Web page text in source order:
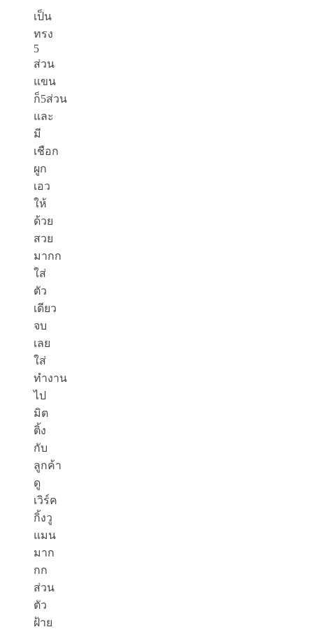
เป็น
ทรง
5
ส่วน
แขน
ก็5ส่วน
และ
มี
เชือก
ผูก
เอว
ให้
ด้วย
สวย
มากก
ใส่
ตัว
เดียว
จบ
เลย
ใส่
ทำงาน
ไป
มิต
ติ้ง
กับ
ลูกค้า
ดู
เวิร์ค
กิ้งวู
แมน
มาก
กก
ส่วน
ตัว
ฝ้าย